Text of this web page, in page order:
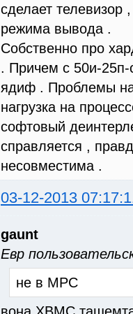
сделает телевизор
режима вывода .
Собственно про
. Причем с 50и-
ядиф . Проблемы
нагрузка на
софтовый
справляется ,
несовместима .
03-12-2013
gaunt
Евр
не в МРС